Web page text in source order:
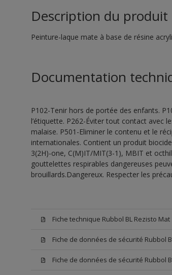
Description du produit
Peinture-laque mate à base de résine
Documentation
P102-Tenir hors de portée des enfants.
l’étiquette. P262-Éviter tout contact avec
malaise. P501-Eliminer le contenu et le
internationales. Contient un produit
3(2H)-one, C(M)IT/MIT(3-1), MBIT et
gouttelettes respirables dangereuses
brouillards.Dangereux. Respecter les
Fiche technique Rubbol BL Rezisto Mat
Fiche de données de sécurité Rubbol
Fiche de données de sécurité Rubbol